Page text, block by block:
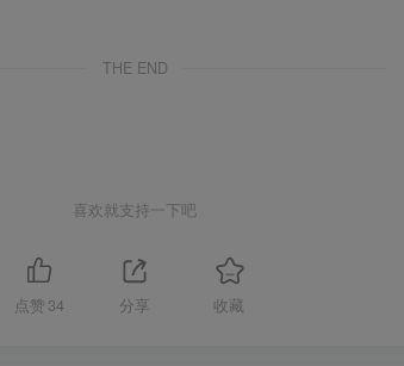
THE END
喜欢就支持一下吧
点赞 34 分享 收藏